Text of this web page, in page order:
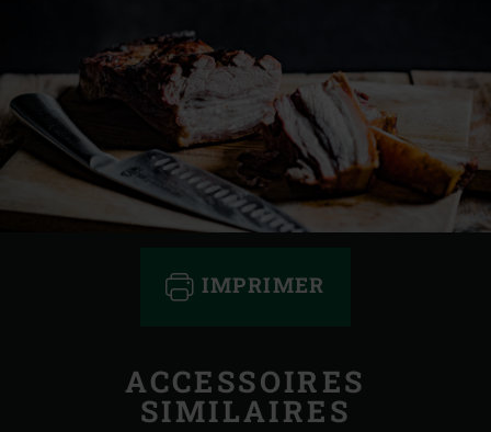
IMPRIMER
ACCESSOIRES
SIMILAIRES